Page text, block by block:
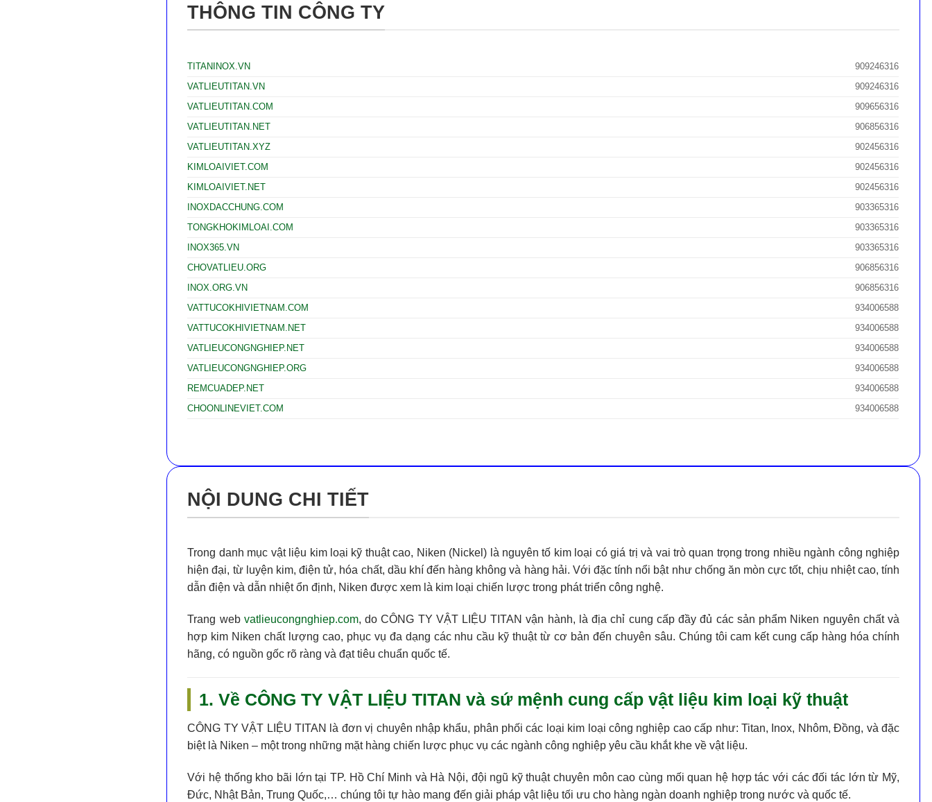
THÔNG TIN CÔNG TY
TITANINOX.VN
909246316
VATLIEUTITAN.VN
909246316
VATLIEUTITAN.COM
909656316
VATLIEUTITAN.NET
906856316
VATLIEUTITAN.XYZ
902456316
KIMLOAIVIET.COM
902456316
KIMLOAIVIET.NET
902456316
INOXDACCHUNG.COM
903365316
TONGKHOKIMLOAI.COM
903365316
INOX365.VN
903365316
CHOVATLIEU.ORG
906856316
INOX.ORG.VN
906856316
VATTUCOKHIVIETNAM.COM
934006588
VATTUCOKHIVIETNAM.NET
934006588
VATLIEUCONGNGHIEP.NET
934006588
VATLIEUCONGNGHIEP.ORG
934006588
REMCUADEP.NET
934006588
CHOONLINEVIET.COM
934006588
NỘI DUNG CHI TIẾT
Trong danh mục vật liệu kim loại kỹ thuật cao, Niken (Nickel) là nguyên tố kim loại có giá trị và vai trò quan trọng trong nhiều ngành công nghiệp
hiện đại, từ luyện kim, điện tử, hóa chất, dầu khí đến hàng không và hàng hải. Với đặc tính nổi bật như chống ăn mòn cực tốt, chịu nhiệt cao,tính
dẫn điện và dẫn nhiệt ổn định, Niken được xem là kim loại chiến lược trong phát triển công nghệ.
Trang web vatlieucongnghiep.com, doCÔNG TY VẬT LIỆU TITAN vận hành, là địa chỉ cung cấp đầy đủ các sản phẩm Niken nguyên chất và
hợp kim Niken chất lượng cao, phục vụ đa dạng các nhu cầu kỹ thuật từ cơ bản đến chuyên sâu. Chúng tôi cam kết cung cấp hàng hóa chính
hãng, có nguồn gốc rõ ràng và đạt tiêu chuẩn quốc tế.
1. Về CÔNG TY VẬT LIỆU TITAN và sứ mệnh cung cấp vật liệu kim loại kỹ thuật
CÔNG TY VẬT LIỆU TITAN
là đơn vị chuyên nhập khẩu, phân phối các loại kim loại công nghiệp cao cấp như: Titan, Inox, Nhôm, Đồng, và đặc
biệt là Niken – một trong những mặt hàng chiến lược phục vụ các ngành công nghiệp yêu cầu khắt khe về vật liệu.
Với hệ thống kho bãi lớn tại TP. Hồ Chí Minh và Hà Nội, đội ngũ kỹ thuật chuyên môn cao cùng mối quan hệ hợp tác với các đối tác lớn từ Mỹ,
Đức, Nhật Bản, Trung Quốc,… chúng tôi tự hào mang đến giải pháp vật liệu tối ưu cho hàng ngàn doanh nghiệp trong nước và quốc tế.